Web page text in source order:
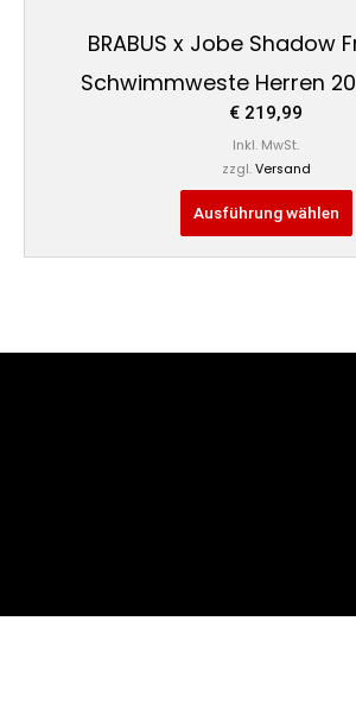
BRABUS x Jobe Shadow
Schwimmweste Herren
€ 219,99
Inkl. MwSt.
zzgl. Versand
Ausführung wählen